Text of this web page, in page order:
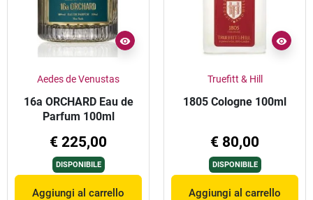
Aedes de Venustas
16a ORCHARD Eau de
Parfum 100ml
€ 225,00
DISPONIBILE
Aggiungi al carrello
Truefitt & Hill
1805 Cologne 100ml
€ 80,00
DISPONIBILE
Aggiungi al carrello